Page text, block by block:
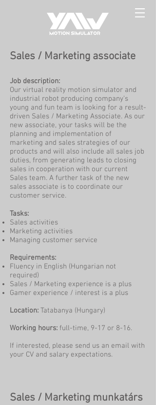
Sales / Marketing associate
Job description:
Our virtual reality motion simulator and
industrial robot producing company’s
young and fun team is looking for a result-
driven Sales / Marketing Associate. As our
new associate, your tasks will be the
planning and implementation of
marketing and sales strategies of our
products and will also include all sales job
duties, from generating leads to closing
sales in cooperation with our current
Sales team. A further task of the new
sales associate is to coordinate our
customer service.
Tasks:
Sales activities
Marketing activities
Managing customer service
Requirements:
Fluency in English (Hungarian not
required)
Sales / Marketing experience is a plus
Gamer experience / interest is a plus
Location: Tatabanya (Hungary)
Working hours: full-time, 9-17 or 8-16.
If interested, please send us an email with
your CV and salary expectations.
Sales / Marketing munkatárs